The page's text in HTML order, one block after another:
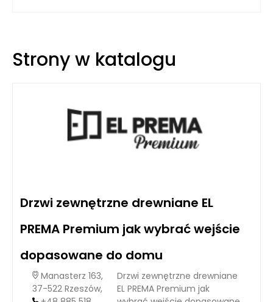
bezpośredni wpływ na ich długoterminowy sukces i
stabilność.
Strony w katalogu
Drzwi zewnętrzne drewniane EL
PREMA Premium jak wybrać wejście
dopasowane do domu
Manasterz 163,
37-522 Rzeszów,
Drzwi zewnętrzne drewniane
EL PREMA Premium jak